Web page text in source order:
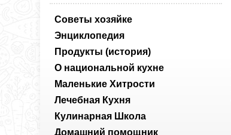
Советы хозяйке
Энциклопедия
Продукты (история)
О национальной кухне
Маленькие Хитрости
Лечебная Кухня
Кулинарная Школа
Домашний помощник